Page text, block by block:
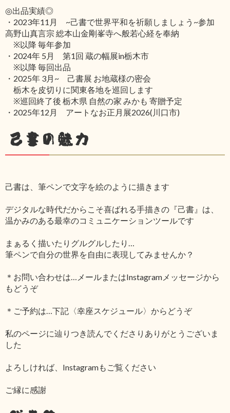
◎出品実績◎
・2023年11月 ~己書で世界平和を祈願しましょう~参加
高野山真言宗 総本山金剛峯寺へ般若心経を奉納
※以降 毎年参加
・2024年 5月 第1回 蔵の幅展in栃木市
※以降 毎回出品
・2025年 3月~ 己書展 お地蔵様の密会
栃木を皮切りに関東各地を巡回します
※巡回終了後 栃木県 自然の家 みかも 寄贈予定
・2025年12月 アートなお正月展2026(川口市)
己書の魅力
己書は、筆ペンで文字を絵のように描きます
デジタルな時代だからこそ喜ばれる手描きの『己書』は、
温かみのある最幸のコミュニケーションツールです
まぁるく描いたりグルグルしたり…
筆ペンで自分の世界を自由に表現してみませんか？
＊お問い合わせは…メールまたはInstagramメッセージから
もどうぞ
＊ご予約は…下記〈幸座スケジュール〉からどうぞ
私のページに辿りつき読んでくださりありがとうございま
した
よろしければ、Instagramもご覧ください
ご縁に感謝